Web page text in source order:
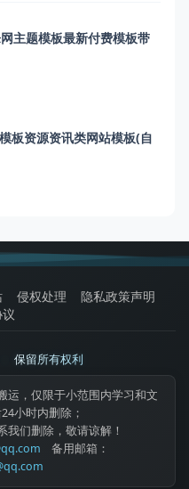
主题模板最新付费模板带
板资源资讯类网站模板(自
侵权处理
隐私政策声明
保留所有权利
运，仅限于小范围内学习和文
小时内删除；
我们删除，敬请谅解！
备用邮箱：